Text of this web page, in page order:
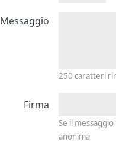
Messaggio
250 caratteri
Firma
Se il
anonima